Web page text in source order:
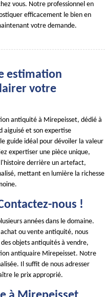
vous. Notre professionnel en
efficacement le bien en
votre demande.
estimation
votre
antiquité à Mirepeisset, dédié à
aiguisé et son expertise
guide idéal pour dévoiler la valeur
expertiser une pièce unique,
derrière un artefact,
mettant en lumière la richesse
nous !
années dans le domaine.
ou vente antiquité, nous
objets antiquités à vendre,
antiquaire Mirepeisset. Notre
Il suffit de nous adresser
le prix approprié.